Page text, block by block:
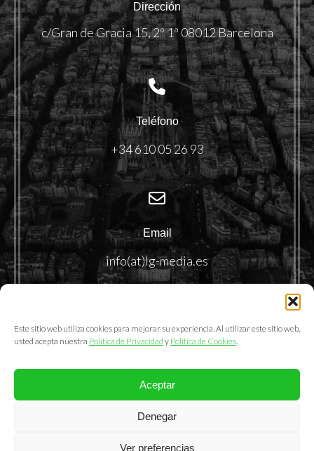
Este sitio web utiliza cookies para mejorar su experiencia. Al utilizar este sitio web,
usted acepta nuestra Política de Privacidad y Política de Cookies.
Aceptar
Denegar
Ver preferencias
Dirección
c/Gran de Gracia 15, 2º 1ª 08012 Barcelona
Teléfono
+34 610 05 26 93
Email
info(at)lg-media.es
@2025. LemonGrass Communications S.L.